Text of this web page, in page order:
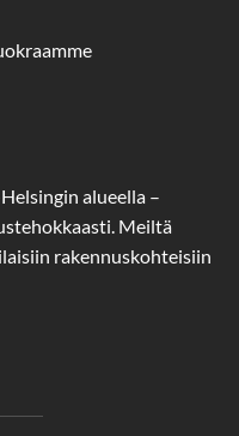
alueella –
Meiltä
rakennuskohteisiin